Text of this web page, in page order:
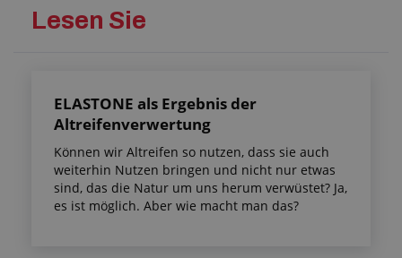
Lesen Sie
ELASTONE als Ergebnis der
Altreifenverwertung
Können wir Altreifen so nutzen, dass sie auch
weiterhin Nutzen bringen und nicht nur etwas
sind, das die Natur um uns herum verwüstet? Ja,
es ist möglich. Aber wie macht man das?